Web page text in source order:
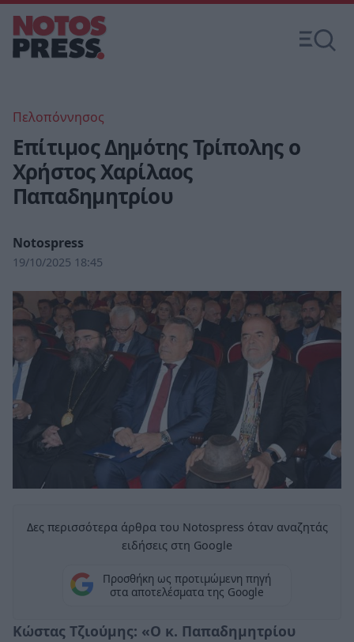
Πελοπόννησος
Επίτιμος Δημότης Τρίπολης ο
Χρήστος Χαρίλαος
Παπαδημητρίου
Notospress
19/10/2025 18:45
Δες περισσότερα άρθρα του Notospress όταν αναζητάς
ειδήσεις στη Google
Προσθήκη ως προτιμώμενη πηγή
στα αποτελέσματα της Google
Κώστας Τζιούμης: «Ο κ. Παπαδημητρίου